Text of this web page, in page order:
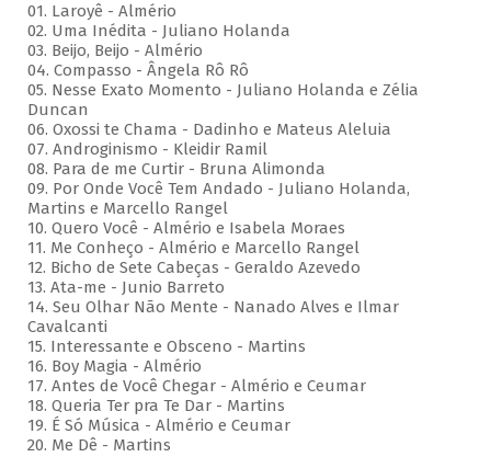
01. Laroyê - Almério
02. Uma Inédita - Juliano Holanda
03. Beijo, Beijo - Almério
04. Compasso - Ângela Rô Rô
05. Nesse Exato Momento - Juliano Holanda e Zélia
Duncan
06. Oxossi te Chama - Dadinho e Mateus Aleluia
07. Androginismo - Kleidir Ramil
08. Para de me Curtir - Bruna Alimonda
09. Por Onde Você Tem Andado - Juliano Holanda,
Martins e Marcello Rangel
10. Quero Você - Almério e Isabela Moraes
11. Me Conheço - Almério e Marcello Rangel
12. Bicho de Sete Cabeças - Geraldo Azevedo
13. Ata-me - Junio Barreto
14. Seu Olhar Não Mente - Nanado Alves e Ilmar
Cavalcanti
15. Interessante e Obsceno - Martins
16. Boy Magia - Almério
17. Antes de Você Chegar - Almério e Ceumar
18. Queria Ter pra Te Dar - Martins
19. É Só Música - Almério e Ceumar
20. Me Dê - Martins